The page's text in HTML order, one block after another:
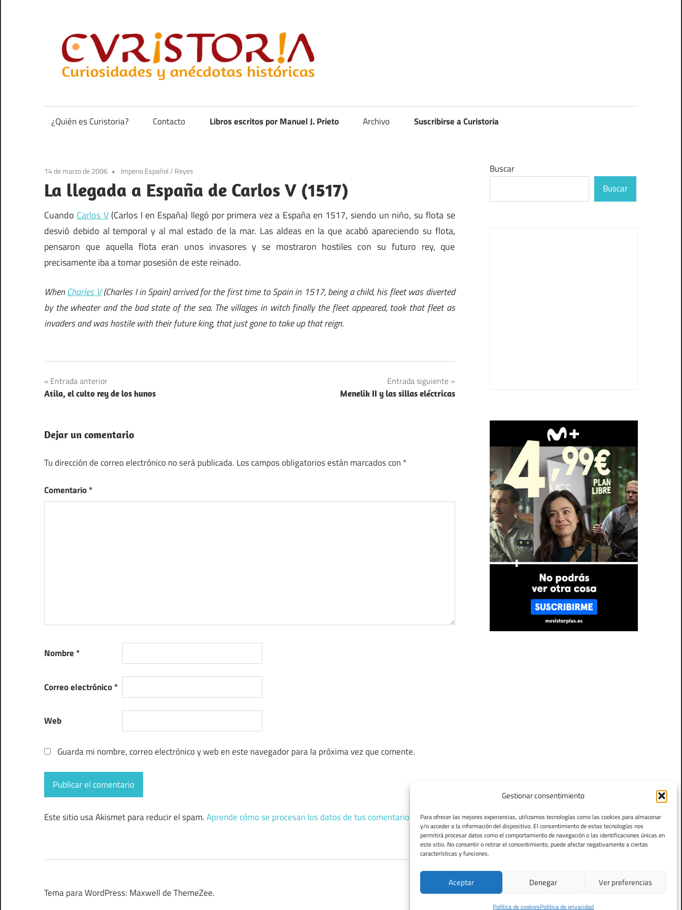
Gestionar consentimiento
Para ofrecer las mejores experiencias, utilizamos tecnologías como las cookies para almacenar
y/o acceder a la información del dispositivo. El consentimiento de estas tecnologías nos
permitirá procesar datos como el comportamiento de navegación o las identificaciones únicas en
este sitio. No consentir o retirar el consentimiento, puede afectar negativamente a ciertas
características y funciones.
Aceptar Denegar Ver preferencias
Política de cookiesPolítica de privacidad
contenido
anécdotas
de
¿Quién es Curistoria? Contacto Libros escritos por Manuel J. Prieto Archivo Suscribirse a Curistoria
14 de marzo de 2006 Imperio Español/ Reyes
La llegada a España de Carlos V (1517)
Cuando Carlos V(Carlos I en España) llegó por primera vez a España en 1517, siendo un niño, su flota se
desvió debido al temporal y al mal estado de la mar. Las aldeas en la que acabó apareciendo su flota,
pensaron que aquella flota eran unos invasores y se mostraron hostiles con su futuro rey, que
precisamente iba a tomar posesión de este reinado.
WhenCharles V(Charles I in Spain) arrived for the first time to Spain in 1517, being a child, his fleet was diverted
by the wheater and the bad state of the sea. The villages in witch finally the fleet appeared, took that fleet as
invaders and was hostile with their future king, that just gone to take up that reign.
Navegación
de
Entrada anterior
Atila, el culto rey de los hunos
Entrada siguiente
Menelik II y las sillas eléctricas
Dejar un comentario
Tu dirección de correo electrónico no será publicada. Los campos obligatorios están marcados con *
Comentario*
Nombre *
Correo electrónico*
Web
Guarda mi nombre, correo electrónico y web en este navegador para la próxima vez que comente.
Este sitio usa Akismet para reducir el spam.Aprende cómo se procesan los datos de tus comentarios.
Buscar
Buscar
Tema para WordPress: Maxwell de ThemeZee.